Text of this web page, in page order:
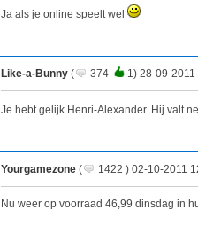
Ja als je online speelt wel
Like-a-Bunny ( 374 1) 28-09-2011
Je hebt gelijk Henri-Alexander. Hij valt
Yourgamezone ( 1422 ) 02-10-2011
Nu weer op voorraad 46,99 dinsdag in